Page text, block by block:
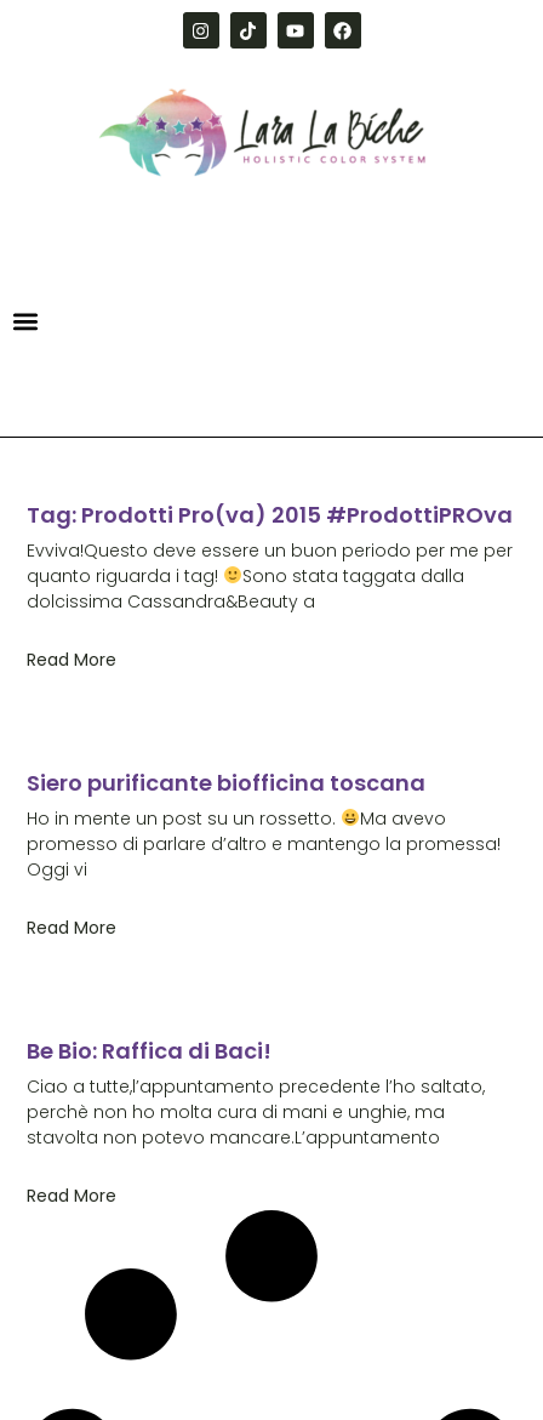
Tag: Prodotti Pro(va) 2015 #ProdottiPROva
Evviva!Questo deve essere un buon periodo per me per
quanto riguarda i tag!
Sono stata taggata dalla
dolcissima Cassandra&Beauty a
Read More
Siero purificante biofficina toscana
Ho in mente un post su un rossetto.
Ma avevo
promesso di parlare d’altro e mantengo la promessa!
Oggi vi
Read More
Be Bio: Raffica di Baci!
Ciao a tutte,l’appuntamento precedente l’ho saltato,
perchè non ho molta cura di mani e unghie, ma
stavolta non potevo mancare.L’appuntamento
Read More